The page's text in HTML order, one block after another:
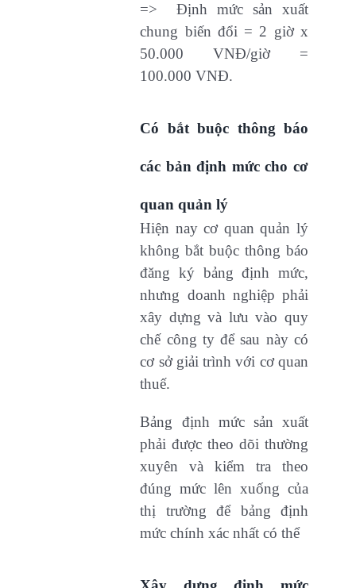
=> Định mức sản xuất
chung biến đổi = 2 giờ x
50.000 VNĐ/giờ =
100.000 VNĐ.
Có bắt buộc thông báo
các bản định mức cho cơ
quan quản lý
Hiện nay cơ quan quản lý
không bắt buộc thông báo
đăng ký bảng định mức,
nhưng doanh nghiệp phải
xây dựng và lưu vào quy
chế công ty để sau này có
cơ sở giải trình với cơ quan
thuế.
Bảng định mức sản xuất
phải được theo dõi thường
xuyên và kiểm tra theo
đúng mức lên xuống của
thị trường để bảng định
mức chính xác nhất có thể